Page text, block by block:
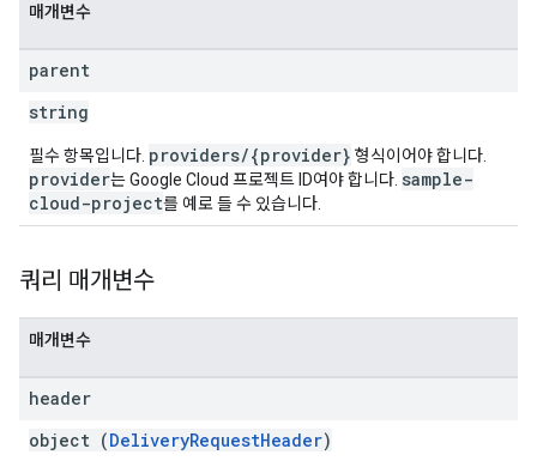
매개변수
parent
string
필수 항목입니다. providers/{provider} 형식이어야 합니다.
provider는 Google Cloud 프로젝트 ID여야 합니다. sample-
cloud-project를 예로 들 수 있습니다.
쿼리 매개변수
매개변수
header
object (DeliveryRequestHeader)